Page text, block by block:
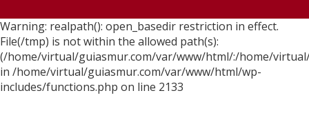
Warning: realpath(): open_basedir restriction in effect.
File(/tmp) is not within the allowed path(s):
(/home/virtual/guiasmur.com/var/www/html/:/home/
in /home/virtual/guiasmur.com/var/www/html/wp-
includes/functions.php on line 2133